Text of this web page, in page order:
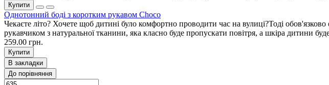
Купити
Однотонний боді з коротким рукавом Choco
Чекаєте літо? Хочете щоб дитині було комфортно проводити час на вулиці?Тоді
рукавчиком з натуральної тканини, яка класно буде пропускати повітря, а шкіра дитини
259.00 грн.
Купити
В закладки
До порівняння